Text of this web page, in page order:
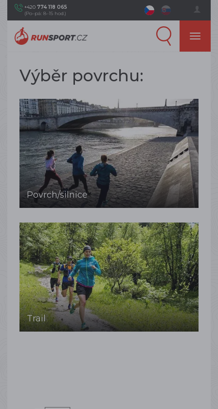
+420 774 118 065
(Po–pá: 8–15 hod.)
Výběr povrchu:
Povrch/silnice
Trail